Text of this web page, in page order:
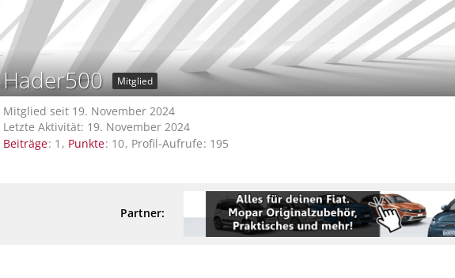
Hader500 Mitglied
Mitglied seit 19. November 2024
Letzte Aktivität: 19. November 2024
Beiträge 1 Punkte 10 Profil-Aufrufe 195
Partner: